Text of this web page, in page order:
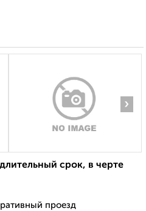
›
срок, в черте
проезд